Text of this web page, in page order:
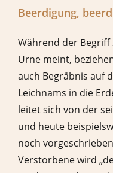
Beerdigung,
Während der Begriff
Urne meint,
auch Begräbnis auf
Leichnams in die
leitet sich von der
und heute
noch
Verstorbene wird